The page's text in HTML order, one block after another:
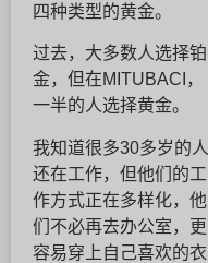
四种类型的黄金。
过去，大多数人选择铂
金，但在MITUBACI，
一半的人选择黄金。
我知道很多30多岁的人
还在工作，但他们的工
作方式正在多样化，他
们不必再去办公室，更
容易穿上自己喜欢的衣